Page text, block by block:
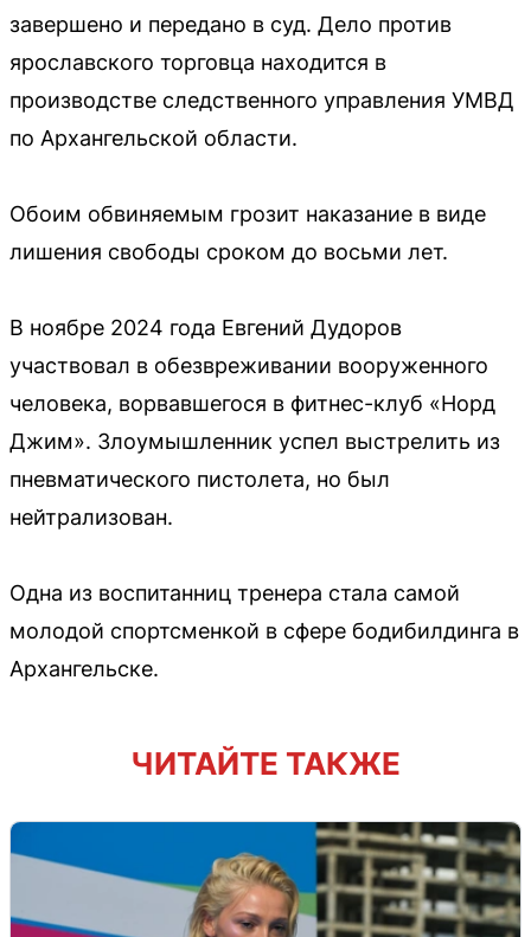
завершено и передано в суд. Дело против
ярославского торговца находится в
производстве следственного управления УМВД
по Архангельской области.
Обоим обвиняемым грозит наказание в виде
лишения свободы сроком до восьми лет.
В ноябре 2024 года Евгений Дудоров
участвовал в обезвреживании вооруженного
человека, ворвавшегося в фитнес-клуб «Норд
Джим». Злоумышленник успел выстрелить из
пневматического пистолета, но был
нейтрализован.
Одна из воспитанниц тренера стала самой
молодой спортсменкой в сфере бодибилдинга в
Архангельске.
ЧИТАЙТЕ ТАКЖЕ